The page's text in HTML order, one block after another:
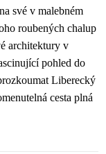
své v malebném
roubených chalup
architektury v
pohled do
Liberecký
cesta plná